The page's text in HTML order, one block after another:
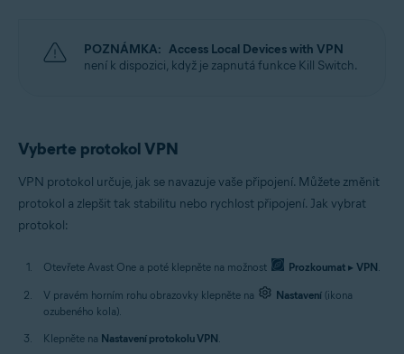
POZNÁMKA: Access Local Devices with VPN
není k dispozici, když je zapnutá funkce Kill Switch.
Vyberte protokol VPN
VPN protokol určuje, jak se navazuje vaše připojení. Můžete změnit
protokol a zlepšit tak stabilitu nebo rychlost připojení. Jak vybrat
protokol:
Otevřete Avast One a poté klepněte na možnost Prozkoumat ▸ VPN.
V pravém horním rohu obrazovky klepněte na Nastavení (ikona
ozubeného kola).
Klepněte na Nastavení protokolu VPN.